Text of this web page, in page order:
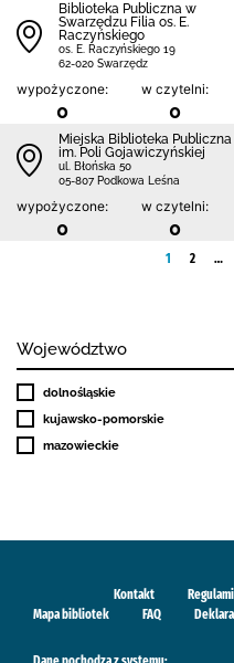
Biblioteka Publiczna w
Swarzędzu Filia os. E.
Raczyńskiego
os. E. Raczyńskiego 19
62-020 Swarzędz
wypożyczone:
0
w czytelni:
0
Miejska Biblioteka Publiczna
im. Poli Gojawiczyńskiej
ul. Błońska 50
05-807 Podkowa Leśna
wypożyczone:
0
w czytelni:
0
1 2 …
Województwo
dolnośląskie
kujawsko-pomorskie
mazowieckie
Kontakt
Mapa bibliotek
FAQ